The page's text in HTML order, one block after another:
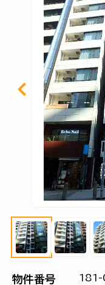
物件番号